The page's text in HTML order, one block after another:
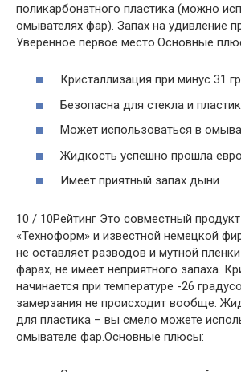
поликарбонатного пластика (можно
омывателях фар). Запах на удивление
Уверенное первое место.Основные
Кристаллизация при минус 31
Безопасна для стекла и
Может использоваться в
Жидкость успешно прошла
Имеет приятный запах дыни
10 / 10Рейтинг Это совместный
«Техноформ» и известной немецкой
не оставляет разводов и мутной
фарах, не имеет неприятного запаха.
начинается при температуре -26
замерзания не происходит вообще.
для пластика – вы смело можете
омывателе фар.Основные плюсы: